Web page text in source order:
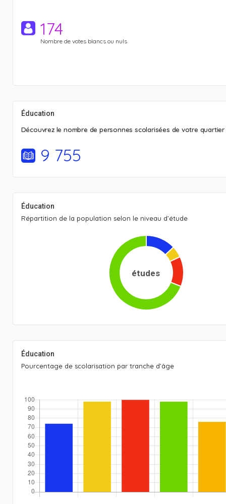
174
Nombre de votes blancs ou nuls
Éducation
Découvrez le nombre de personnes scolarisées de votre quartier
9 755
Éducation
Répartition de la population selon le niveau d’étude
études
Éducation
Pourcentage de scolarisation par tranche d’âge